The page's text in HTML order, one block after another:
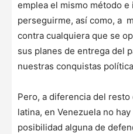
emplea el mismo método
perseguirme, así como, a
contra cualquiera que se
sus planes de entrega del
nuestras conquistas
Pero, a diferencia del
latina, en Venezuela no
posibilidad alguna de